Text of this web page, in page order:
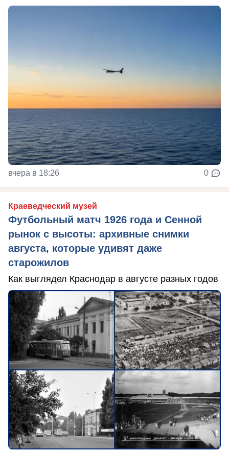
вчера в 18:26 0
Краеведческий музей
Футбольный матч 1926 года и Сенной
рынок с высоты: архивные снимки
августа, которые удивят даже
старожилов
Как выглядел Краснодар в августе разных годов